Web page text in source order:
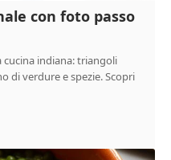
con foto passo
cucina indiana: triangoli
di verdure e spezie. Scopri